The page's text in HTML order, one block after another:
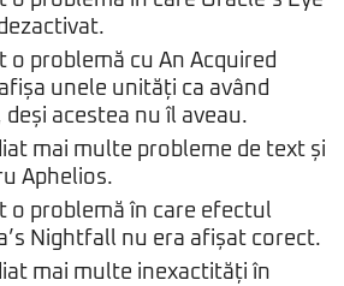
o problemă cu An Acquired
afișa unele unități ca având
deși acestea nu îl aveau.
mai multe probleme de text și
Aphelios.
o problemă în care efectul
Nightfall nu era afișat corect.
mai multe inexactități în